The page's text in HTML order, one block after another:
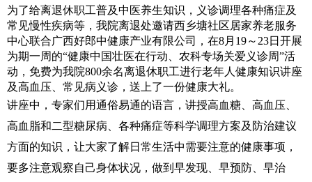
为了给离退休职工普及中医养生知识，义诊调理各种痛症及
常见慢性疾病等，我院离退处邀请西乡塘社区居家养老服务
中心联合广西好郎中健康产业有限公司，在8月19～23日开展
为期一周的“健康中国壮医在行动、农科专场关爱义诊周”活
动，免费为我院800余名离退休职工进行老年人健康知识讲座
及高血压、常见病义诊，送上了一份健康大礼。
讲座中，专家们用通俗易通的语言，讲授高血糖、高血压、
高血脂和二型糖尿病、各种痛症等科学调理方案及防治建议
方面的知识，让大家了解日常生活中需要注意的健康事项，
要多注意观察自己身体状况，做到早发现、早预防、早治